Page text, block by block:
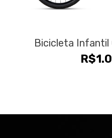
Bicicleta Infantil
R$